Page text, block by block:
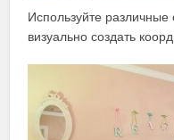
Используйте различные
визуально создать